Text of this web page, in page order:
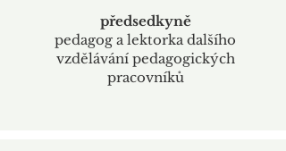
předsedkyně
pedagog a lektorka dalšího
vzdělávání pedagogických
pracovníků